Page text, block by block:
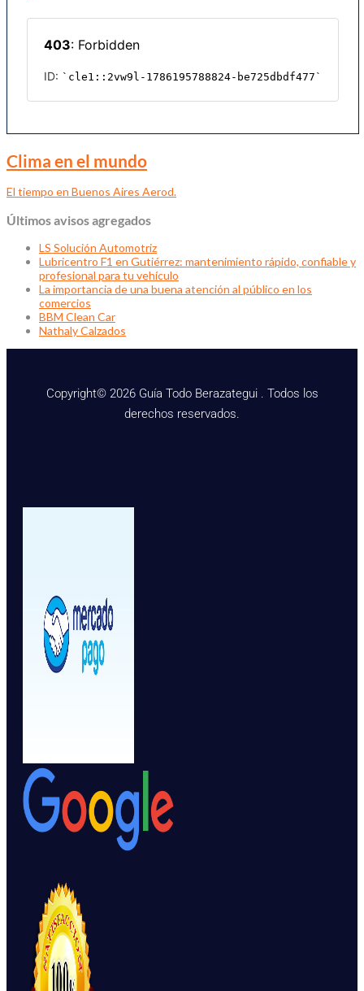
Clima en el mundo
El tiempo en Buenos Aires Aerod.
Últimos avisos agregados
LS Solución Automotriz
Lubricentro F1 en Gutiérrez: mantenimiento rápido, confiable y
profesional para tu vehículo
La importancia de una buena atención al público en los
comercios
BBM Clean Car
Nathaly Calzados
Copyright© 2026 Guía Todo Berazategui . Todos los
derechos reservados.